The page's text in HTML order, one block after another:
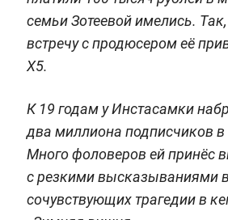
семьи Зотеевой имелись.
встречу с продюсером её
X5.
К 19 годам у Инстасамки
два миллиона подписчиков в
Много фоловеров ей принёс
с резкими высказываниями
сочувствующих трагедии в